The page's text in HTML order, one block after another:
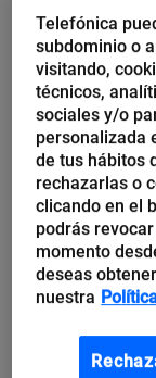
Y me di cuenta
nuestros
También Pablo
concepto, que
aquello que tu
como servicio
Con este
puedes aportar
una acción
persona y
Telefónica
subdominio o
visitando,
técnicos,
sociales y/o
personalizada
de tus hábitos
rechazarlas o
clicando en el
podrás
momento
deseas
nuestra